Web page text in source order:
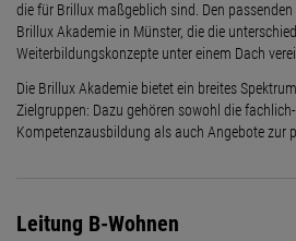
die für Brillux maßgeblich sind. Den
Brillux Akademie in Münster, die die
Weiterbildungskonzepte unter einem Dach
Die Brillux Akademie bietet ein breites
Zielgruppen: Dazu gehören sowohl die
Kompetenzausbildung als auch Angebote zur
Leitung B-Wohnen